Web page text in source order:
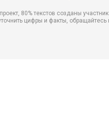
80% текстов созданы
цифры и факты,